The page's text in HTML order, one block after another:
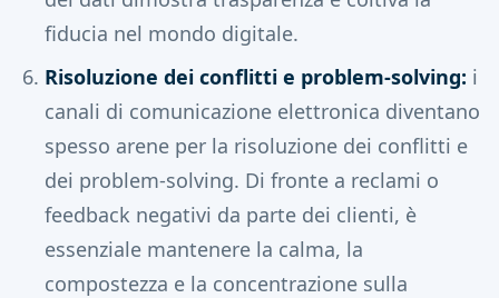
fiducia nel mondo digitale.
Risoluzione dei conflitti e problem-solving: i
canali di comunicazione elettronica diventano
spesso arene per la risoluzione dei conflitti e
dei problem-solving. Di fronte a reclami o
feedback negativi da parte dei clienti, è
essenziale mantenere la calma, la
compostezza e la concentrazione sulla